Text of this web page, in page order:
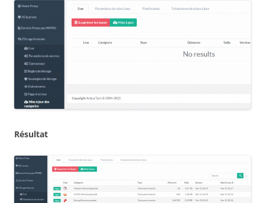
Résultat